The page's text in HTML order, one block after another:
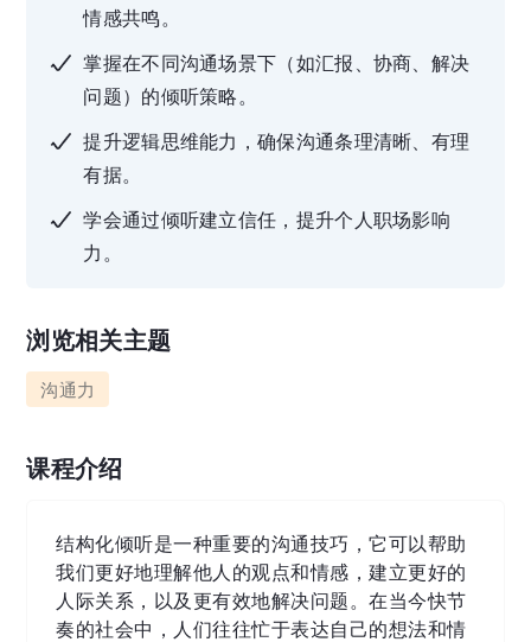
情感共鸣。
掌握在不同沟通场景下（如汇报、协商、解决
问题）的倾听策略。
提升逻辑思维能力，确保沟通条理清晰、有理
有据。
学会通过倾听建立信任，提升个人职场影响
力。
浏览相关主题
沟通力
课程介绍
结构化倾听是一种重要的沟通技巧，它可以帮助
我们更好地理解他人的观点和情感，建立更好的
人际关系，以及更有效地解决问题。在当今快节
奏的社会中，人们往往忙于表达自己的想法和情